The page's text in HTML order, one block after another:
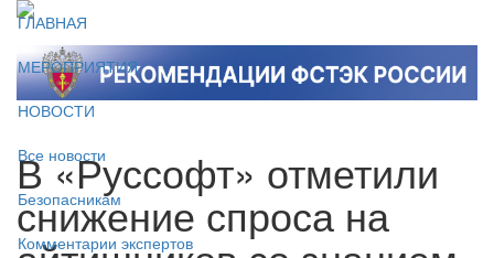
ГЛАВНАЯ
МЕРОПРИЯТИЯ
НОВОСТИ
Все новости
Безопасникам
Комментарии экспертов
В «Руссофт» отметили
снижение спроса на